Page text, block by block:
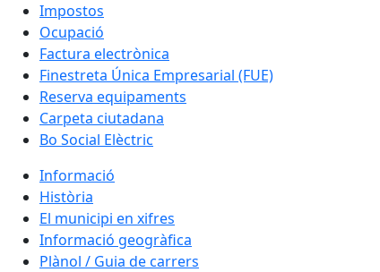
Impostos
Ocupació
Factura electrònica
Finestreta Única Empresarial (FUE)
Reserva equipaments
Carpeta ciutadana
Bo Social Elèctric
Informació
Història
El municipi en xifres
Informació geogràfica
Plànol / Guia de carrers